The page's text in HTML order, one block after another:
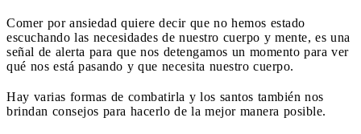
Comer por ansiedad quiere decir que no hemos estado
escuchando las necesidades de nuestro cuerpo y mente, es una
señal de alerta para que nos detengamos un momento para ver
qué nos está pasando y que necesita nuestro cuerpo.
Hay varias formas de combatirla y los santos también nos
brindan consejos para hacerlo de la mejor manera posible.